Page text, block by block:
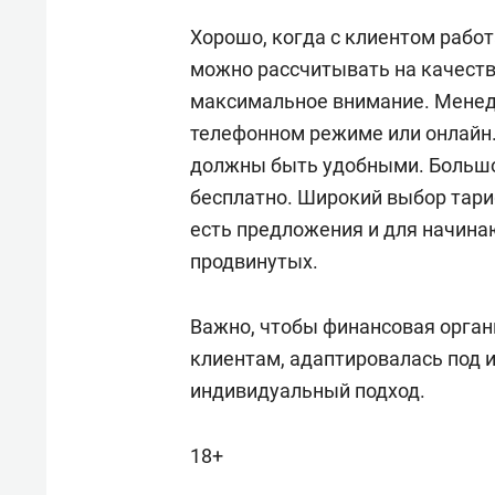
Хорошо, когда с клиентом
можно рассчитывать на
максимальное внимание.
телефонном режиме или
должны быть удобными.
бесплатно. Широкий выбор
есть предложения и для
продвинутых.
Важно, чтобы финансовая
клиентам, адаптировалась под
индивидуальный подход.
18+